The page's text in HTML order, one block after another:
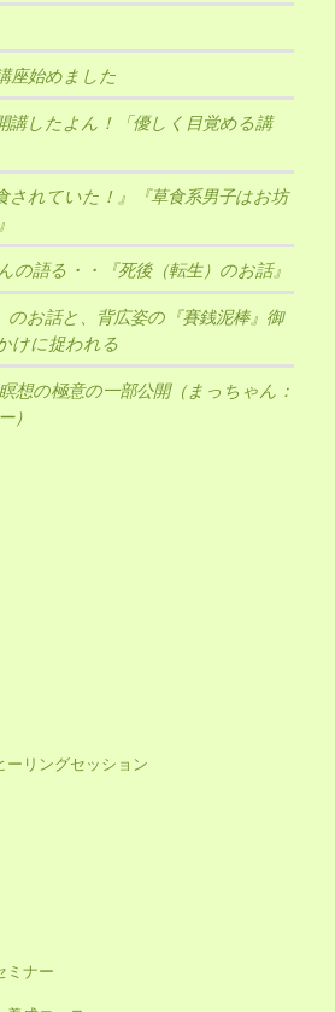
座始めました
講したよん！「優しく目覚める講
されていた！』『草食系男子はお坊
の語る・・『死後（転生）のお話』
のお話と、背広姿の『賽銭泥棒』御
けに捉われる
想の極意の一部公開（まっちゃん：
）
ーリングセッション
ミナー